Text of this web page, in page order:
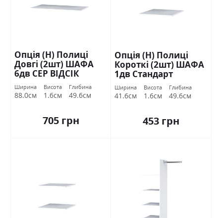
Опція (Н) Полиці
Довгі (2шт) ШАФА
6дв СЕР ВІДСІК
Стандарт
Ширина
88.0см
Висота
1.6см
Глибина
49.6см
705 грн
Опція (Н) Полиці
Короткі (2шт) ШАФА
1дв Стандарт
Ширина
41.6см
Висота
1.6см
Глибина
49.6см
453 грн